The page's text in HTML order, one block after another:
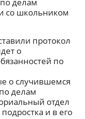
делам
со школьником
протокол
о
по
о случившемся
делам
отдел
и в его